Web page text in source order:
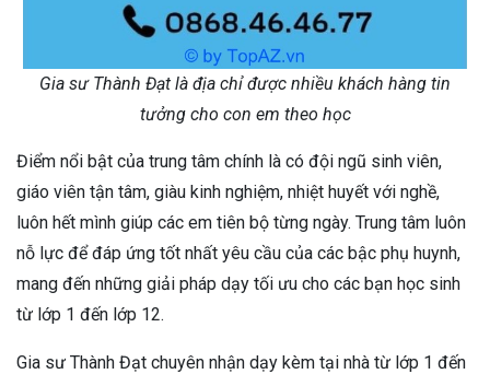
Gia sư Thành Đạt là địa chỉ được nhiều khách hàng tin
tưởng cho con em theo học
Điểm nổi bật của trung tâm chính là có đội ngũ sinh viên,
giáo viên tận tâm, giàu kinh nghiệm, nhiệt huyết với nghề,
luôn hết mình giúp các em tiên bộ từng ngày. Trung tâm luôn
nỗ lực để đáp ứng tốt nhất yêu cầu của các bậc phụ huynh,
mang đến những giải pháp dạy tối ưu cho các bạn học sinh
từ lớp 1 đến lớp 12.
Gia sư Thành Đạt chuyên nhận dạy kèm tại nhà từ lớp 1 đến